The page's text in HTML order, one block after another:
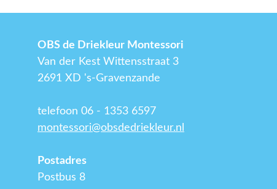
OBS de Driekleur Montessori
Van der Kest Wittensstraat 3
2691 XD 's-Gravenzande
telefoon 06 - 1353 6597
montessori@obsdedriekleur.nl
Postadres
Postbus 8